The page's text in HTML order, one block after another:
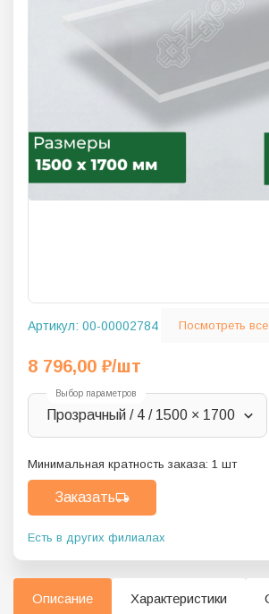
Артикул: 00-00002784 Посмотреть
8 796,00 ₽/шт
Выбор параметров
Прозрачный / 4 / 1500 × 1700
Минимальная кратность заказа: 1 шт
Заказать
Есть в других филиалах
Описание Характеристики